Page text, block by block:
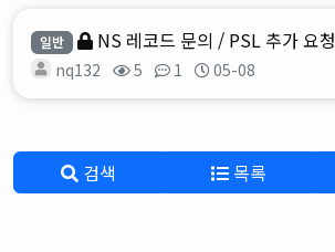
일반 NS 레코드 문의 / PSL 추가 요청
nq132 5 1 05-08
검색 목록